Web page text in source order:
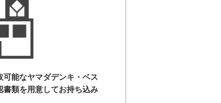
能なヤマダデンキ・ベス
書類を用意してお持ち込み